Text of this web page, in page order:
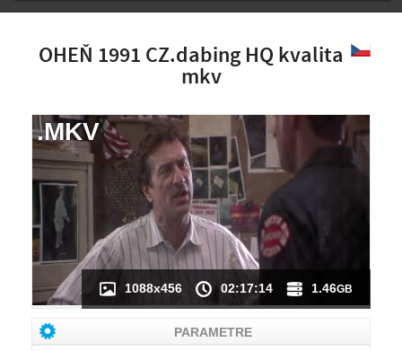
OHEŇ 1991 CZ.dabing HQ kvalita
mkv
NÁHĽAD VIDEA
NIE JE K DISPOZÍCII
1088x456 02:17:14 1.46GB
.MKV
PARAMETRE